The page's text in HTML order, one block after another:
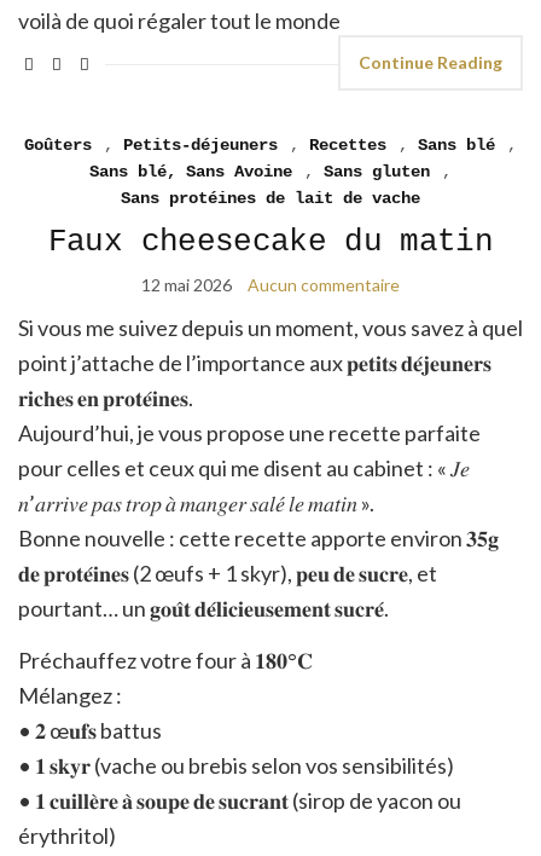
voilà de quoi régaler tout le monde
Continue Reading
Goûters , Petits-déjeuners , Recettes , Sans blé
,
Sans blé, Sans Avoine
, Sans gluten
,
Sans protéines de lait de vache
Faux cheesecake du matin
12 mai 2026 Aucun commentaire
Si vous me suivez depuis un moment, vous savez à quel
point j’attache de l’importance aux 𝐩𝐞𝐭𝐢𝐭𝐬 𝐝𝐞́𝐣𝐞𝐮𝐧𝐞𝐫𝐬
𝐫𝐢𝐜𝐡𝐞𝐬 𝐞𝐧 𝐩𝐫𝐨𝐭𝐞́𝐢𝐧𝐞𝐬.
Aujourd’hui, je vous propose une recette parfaite
pour celles et ceux qui me disent au cabinet : « 𝐽𝑒
𝑛’𝑎𝑟𝑟𝑖𝑣𝑒 𝑝𝑎𝑠 𝑡𝑟𝑜𝑝 𝑎̀ 𝑚𝑎𝑛𝑔𝑒𝑟 𝑠𝑎𝑙𝑒́ 𝑙𝑒 𝑚𝑎𝑡𝑖𝑛 ».
Bonne nouvelle : cette recette apporte environ 𝟑𝟓𝐠
𝐝𝐞 𝐩𝐫𝐨𝐭𝐞́𝐢𝐧𝐞𝐬 (2 œufs + 1 skyr), 𝐩𝐞𝐮 𝐝𝐞 𝐬𝐮𝐜𝐫𝐞, et
pourtant… un 𝐠𝐨𝐮̂𝐭 𝐝𝐞́𝐥𝐢𝐜𝐢𝐞𝐮𝐬𝐞𝐦𝐞𝐧𝐭 𝐬𝐮𝐜𝐫𝐞́.
Préchauffez votre four à 𝟏𝟖𝟎°𝐂
Mélangez :
• 𝟐 œ𝐮𝐟𝐬 battus
• 𝟏 𝐬𝐤𝐲𝐫 (vache ou brebis selon vos sensibilités)
• 𝟏 𝐜𝐮𝐢𝐥𝐥𝐞̀𝐫𝐞 𝐚̀ 𝐬𝐨𝐮𝐩𝐞 𝐝𝐞 𝐬𝐮𝐜𝐫𝐚𝐧𝐭 (sirop de yacon ou
érythritol)